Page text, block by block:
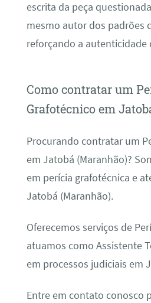
escrita da peça
mesmo autor dos padrões
reforçando a
Como contratar um
Grafotécnico em
Procurando contratar um
em Jatobá (Maranhão)?
em perícia grafotécnica e
Jatobá (Maranhão).
Oferecemos serviços de
atuamos como Assistente
em processos judiciais em
Entre em contato conosco